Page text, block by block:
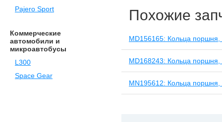
Pajero Sport
Коммерческие
автомобили и
микроавтобусы
L300
Space Gear
Похожие
MD156165: Кольца поршня,
MD168243: Кольца поршня,
MN195612: Кольца поршня,